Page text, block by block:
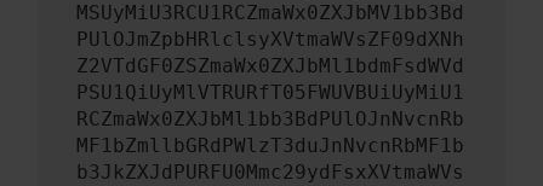
MSUyMiU3RCU1RCZmaWx0ZXJbMV1bb3Bd
PUlOJmZpbHRlclsyXVtmaWVsZF09dXNh
Z2VTdGF0ZSZmaWx0ZXJbMl1bdmFsdWVd
PSU1QiUyMlVTRURfT05FWUVBUiUyMiU1
RCZmaWx0ZXJbMl1bb3BdPUlOJnNvcnRb
MF1bZmllbGRdPWlzT3duJnNvcnRbMF1b
b3JkZXJdPURFU0Mmc29ydFsxXVtmaWVs